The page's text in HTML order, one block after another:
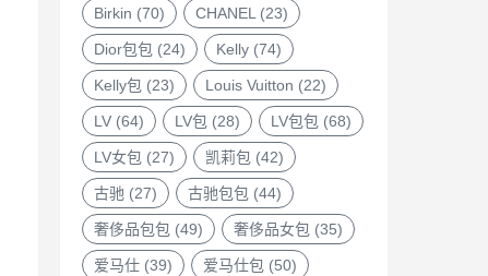
牌Birkin (70) CHANEL(23)
Dior包包 (24) Kelly (74)
Kelly包 (23) Louis Vuitton (22)
LV (64) LV包 (28) LV包包 (68)
LV女包 (27) 凯莉包 (42)
古驰 (27) 古驰包包 (44)
奢侈品包包 (49) 奢侈品女包 (35)
爱马仕 (39) 爱马仕包 (50)